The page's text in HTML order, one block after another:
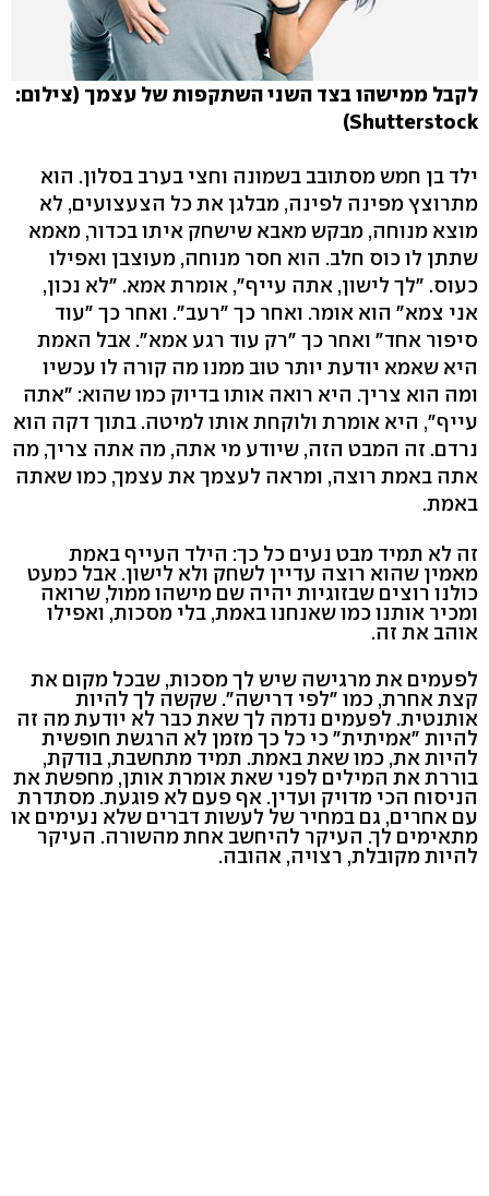
לקבל ממישהו בצד השני השתקפות של עצמך (צילום:
Shutterstock)
ילד בן חמש מסתובב בשמונה וחצי בערב בסלון. הוא
מתרוצץ מפינה לפינה, מבלגן את כל הצעצועים, לא
מוצא מנוחה, מבקש מאבא שישחק איתו בכדור, מאמא
שתתן לו כוס חלב. הוא חסר מנוחה, מעוצבן ואפילו
כעוס. "לך לישון, אתה עייף", אומרת אמא. "לא נכון,
אני צמא" הוא אומר. ואחר כך "רעב". ואחר כך "עוד
סיפור אחד" ואחר כך "רק עוד רגע אמא". אבל האמת
היא שאמא יודעת יותר טוב ממנו מה קורה לו עכשיו
ומה הוא צריך. היא רואה אותו בדיוק כמו שהוא: "אתה
עייף", היא אומרת ולוקחת אותו למיטה. בתוך דקה הוא
נרדם. זה המבט הזה, שיודע מי אתה, מה אתה צריך, מה
אתה באמת רוצה, ומראה לעצמך את עצמך, כמו שאתה
באמת.
זה לא תמיד מבט נעים כל כך: הילד העייף באמת
מאמין שהוא רוצה עדיין לשחק ולא לישון. אבל כמעט
כולנו רוצים שבזוגיות יהיה שם מישהו ממול, שרואה
ומכיר אותנו כמו שאנחנו באמת, בלי מסכות, ואפילו
אוהב את זה.
לפעמים את מרגישה שיש לך מסכות, שבכל מקום את
קצת אחרת, כמו "לפי דרישה". שקשה לך להיות
אותנטית. לפעמים נדמה לך שאת כבר לא יודעת מה זה
להיות "אמיתית" כי כל כך מזמן לא הרגשת חופשית
להיות את, כמו שאת באמת. תמיד מתחשבת, בודקת,
בוררת את המילים לפני שאת אומרת אותן, מחפשת את
הניסוח הכי מדויק ועדין. אף פעם לא פוגעת. מסתדרת
עם אחרים, גם במחיר של לעשות דברים שלא נעימים או
מתאימים לך. העיקר להיחשב אחת מהשורה. העיקר
להיות מקובלת, רצויה, אהובה.